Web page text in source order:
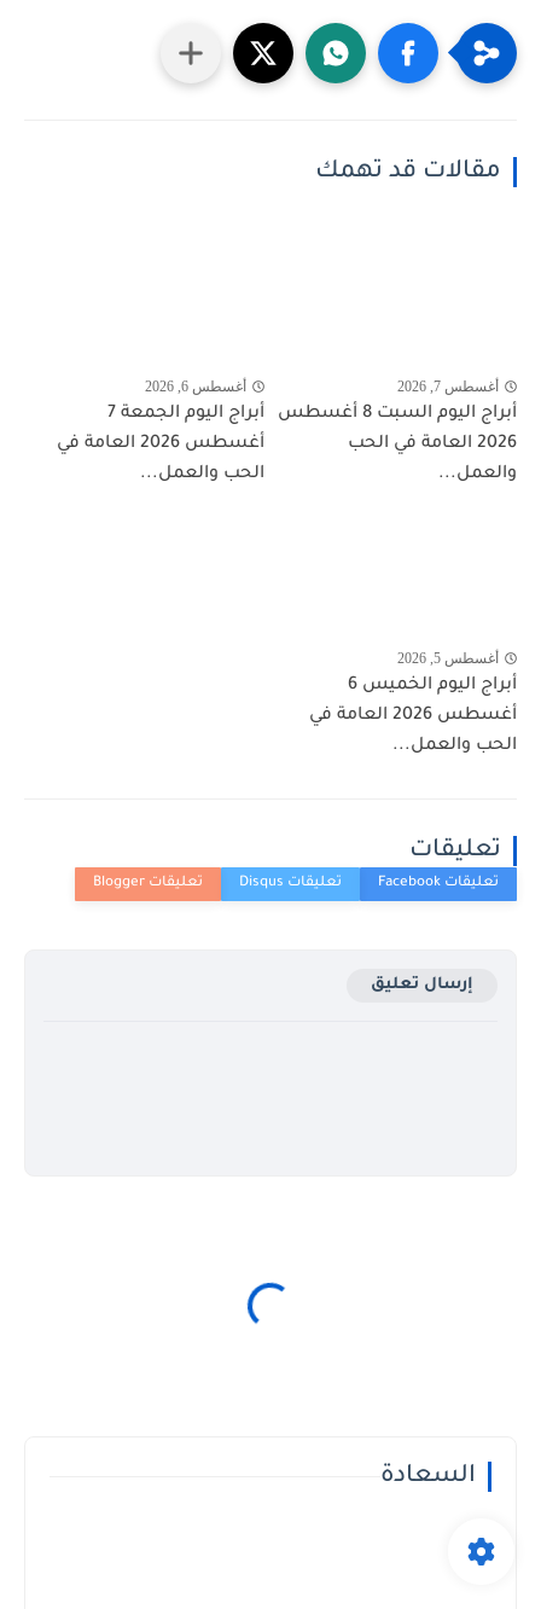
مقالات قد تهمك
أغسطس 7, 2026
أبراج اليوم السبت 8 أغسطس
2026 العامة في الحب
والعمل...
أغسطس 6, 2026
أبراج اليوم الجمعة 7
أغسطس 2026 العامة في
الحب والعمل...
أغسطس 5, 2026
أبراج اليوم الخميس 6
أغسطس 2026 العامة في
الحب والعمل...
تعليقات
إرسال تعليق
السعادة